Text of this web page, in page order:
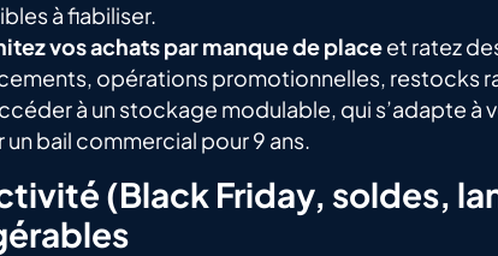
à fiabiliser.
vos achats par manque de placeet ratez
opérations promotionnelles, restocks
à un stockage modulable, qui s’adapte à
un bail commercial pour 9 ans.
(Black Friday, soldes,